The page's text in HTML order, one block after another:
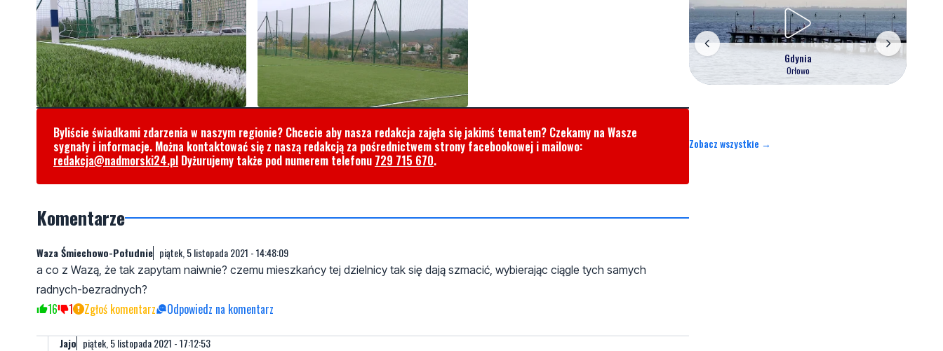
Byliście świadkami zdarzenia w naszym regionie? Chcecie aby nasza redakcja zajęła się jakimś tematem? Czekamy na Wasze
sygnały i informacje. Można kontaktować się z naszą redakcją za pośrednictwem strony facebookowej i mailowo:
redakcja@nadmorski24.pl Dyżurujemy także pod numerem telefonu 729 715 670.
Komentarze
Waza Śmiechowo-Południe piątek, 5 listopada 2021 - 14:48:09
a co z Wazą, że tak zapytam naiwnie? czemu mieszkańcy tej dzielnicy tak się dają szmacić, wybierając ciągle tych samych
radnych-bezradnych?
16 1 Zgłoś komentarz Odpowiedz na komentarz
Jajo piątek, 5 listopada 2021 - 17:12:53
Gdynia
Orłowo
Zobacz wszystkie →